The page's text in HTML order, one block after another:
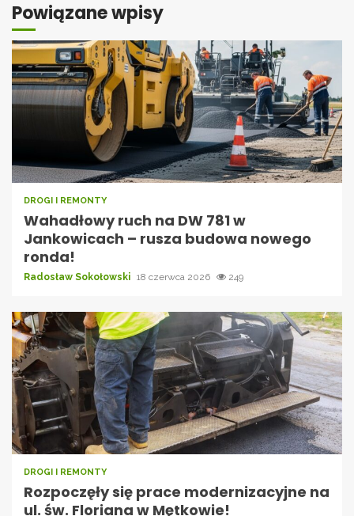
Powiązane wpisy
DROGI I REMONTY
Wahadłowy ruch na DW 781 w
Jankowicach – rusza budowa nowego
ronda!
Radosław Sokołowski 18 czerwca 2026 249
DROGI I REMONTY
Rozpoczęły się prace modernizacyjne na
ul. św. Floriana w Mętkowie!